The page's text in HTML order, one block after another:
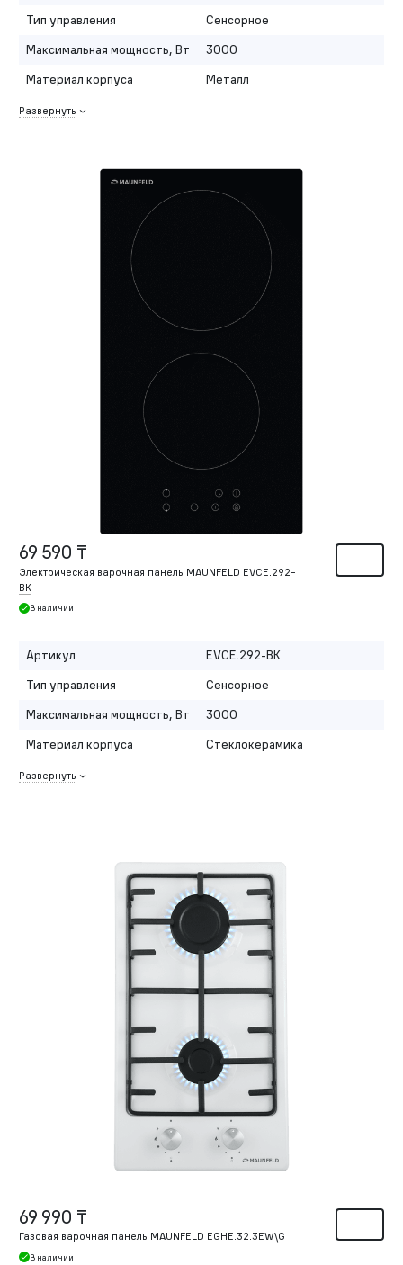
Тип управления
Сенсорное
Максимальная мощность, Вт
3000
Материал корпуса
Металл
Развернуть
69 590 ₸
Электрическая варочная панель MAUNFELD EVCE.292-
BK
В наличии
Артикул
EVCE.292-BK
Тип управления
Сенсорное
Максимальная мощность, Вт
3000
Материал корпуса
Стеклокерамика
Развернуть
69 990 ₸
Газовая варочная панель MAUNFELD EGHE.32.3EW\G
В наличии